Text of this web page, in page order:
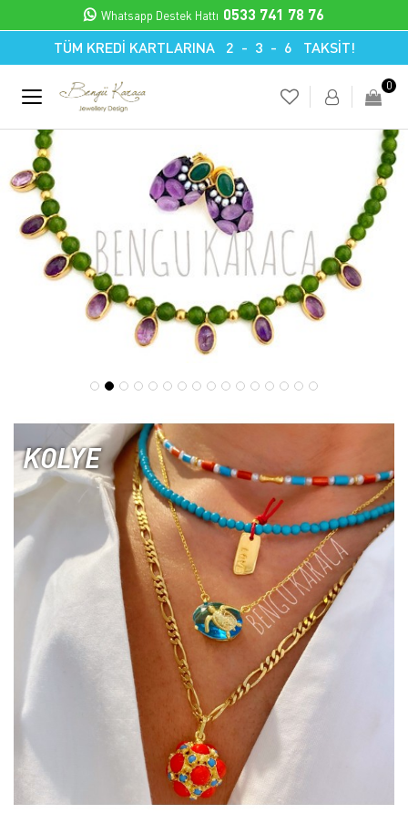
TÜM KREDİ KARTLARINA 2 - 3 - 6 TAKSİT!
Whatsapp Destek Hattı 0533 741 78 76
0
KOLYE